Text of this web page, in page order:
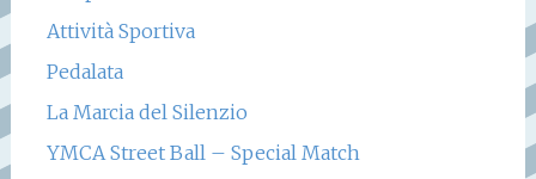
Attività Sportiva
Pedalata
La Marcia del Silenzio
YMCA Street Ball – Special Match